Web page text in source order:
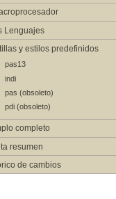
Lenguajes
y estilos predefinidos
pas13
indi
pas (obsoleto)
pdi (obsoleto)
completo
resumen
de cambios